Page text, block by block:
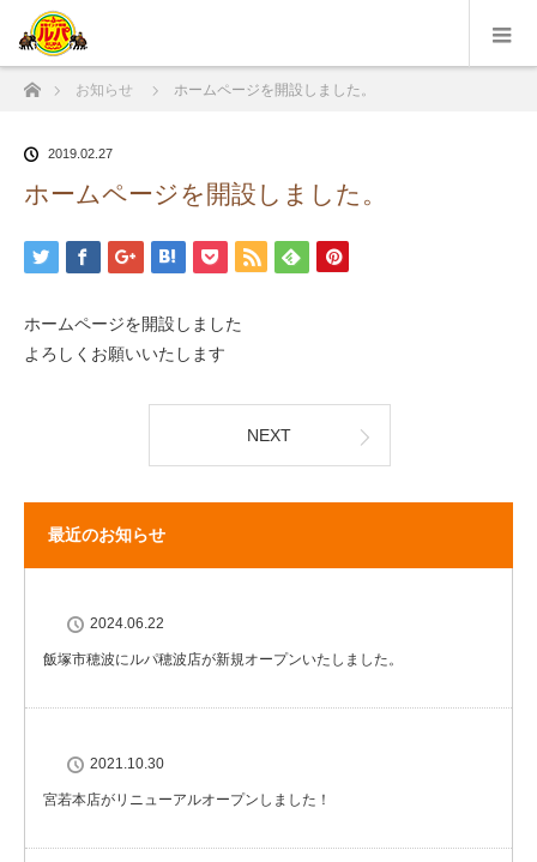
ホームお知らせ ホームページを開設しました。
2019.02.27
ホームページを開設しました。
ホームページを開設しました
よろしくお願いいたします
NEXT
最近のお知らせ
2024.06.22
飯塚市穂波にルパ穂波店が新規オープンいたしました。
2021.10.30
宮若本店がリニューアルオープンしました！